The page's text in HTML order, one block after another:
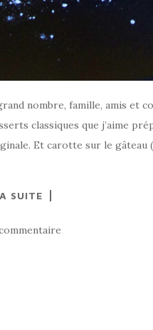
nombre, famille, amis et
classiques que j’aime
Et carotte sur le gâteau
SUITE